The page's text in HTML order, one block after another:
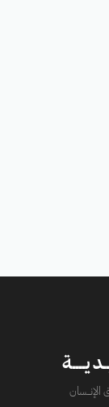
الإنــــسان